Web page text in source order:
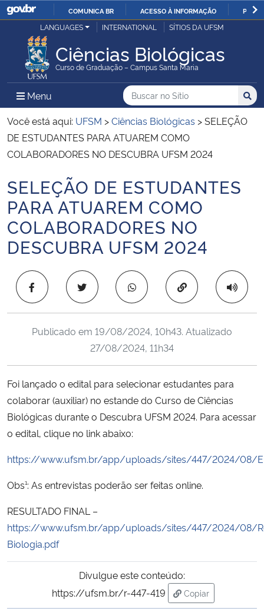
IR
O
COMUNICA BR ACESSO À INFORMAÇÃO
Ministério da Justiça e Segurança Pública
Ministério da Defesa
Ministério das Relações Exteriores
Ministério da Economia
Ministério da Infraestrutura
Ministério da Agricultura, Pecuária e Abastecimento
Ministério da Educação
Ministério da Cidadania
Ministério da Saúde
Ministério de Minas e Energia
Ministério da Ciência, Tecnologia, Inovações e Comunicações
Ministério do Meio Ambiente
Ministério do Turismo
Ministério do Desenvolvimento Regional
Controladoria-Geral da União
Ministério da Mulher, da Família e dos Direitos Humanos
LANGUAGES INTERNATIONAL SÍTIOS DA UFSM
Ciências Biológicas
Curso de Graduação – Campus Santa Maria
Menu Menu Principal do Sítio
Busca
Buscar no no Sítio
Busca:
Você está aqui: UFSM >Ciências Biológicas >SELEÇÃO
DE ESTUDANTES PARA ATUAREM COMO
COLABORADORES NO DESCUBRA UFSM 2024
Início do conteúdo
SELEÇÃO DE ESTUDANTES
PARA ATUAREM COMO
COLABORADORES NO
DESCUBRA UFSM 2024
Copiar para área
Publicado em 19/08/2024, 10h43. Atualizado
27/08/2024, 11h34
Foi lançado o edital para selecionar estudantes para
colaborar (auxiliar) no estande do Curso de Ciências
Biológicas durante o Descubra UFSM 2024. Para acessar
o edital, clique no link abaixo:
https://www.ufsm.br/app/uploads/sites/447/2024/08/
Obs¹: As entrevistas poderão ser feitas online.
RESULTADO FINAL –
https://www.ufsm.br/app/uploads/sites/447/2024/08/
Biologia.pdf
Divulgue este conteúdo:
https://ufsm.br/r-447-419
Copiar
para área de